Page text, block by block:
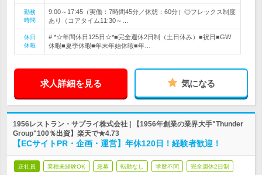
勤務
時間
9:00～17:45（実働：7時間45分／休憩：60分）◎フレックス制度
あり（コアタイム11:30～…
休日
休暇
# *☆年間休日125日☆*■完全週休2日制（土日休み）■祝日■GW
休暇■夏季休暇■年末年始休暇■年…
求人詳細を見る 気になる
1956レストラン・サプライ株式会社 | 【1956年創業の業界大手"Thunder
Group"100％出資】楽天で★4.73
【ECサイトPR・企画・運営】年休120日！経験者歓迎！
正社員 業種未経験OK 急募 転勤なし 学歴不問 完全週休2日制